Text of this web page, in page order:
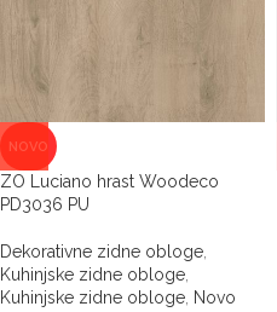
NOVO
ZO Luciano hrast Woodeco
PD3036 PU
Dekorativne zidne obloge
Kuhinjske zidne obloge
Kuhinjske zidne obloge Novo